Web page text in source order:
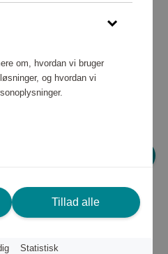
White
om, hvordan vi bruger
og hvordan vi
Tillad alle
Statistisk